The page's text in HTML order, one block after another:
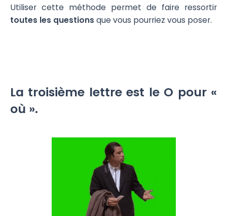
Utiliser cette méthode permet de faire ressortir
toutes les questions que vous pourriez vous poser.
La troisième lettre est le O pour «
où ».